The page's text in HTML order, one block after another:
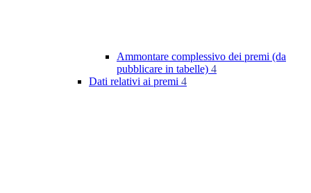
Ammontare complessivo dei premi (da
pubblicare in tabelle) 4
Dati relativi ai premi 4